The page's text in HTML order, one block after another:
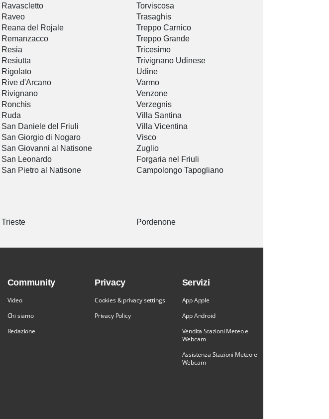
Ravascletto
Raveo
Reana del Rojale
Remanzacco
Resia
Resiutta
Rigolato
Rive d'Arcano
Rivignano
Ronchis
Ruda
San Daniele del Friuli
San Giorgio di Nogaro
San Giovanni al Natisone
San Leonardo
San Pietro al Natisone
Torviscosa
Trasaghis
Treppo Carnico
Treppo Grande
Tricesimo
Trivignano Udinese
Udine
Varmo
Venzone
Verzegnis
Villa Santina
Villa Vicentina
Visco
Zuglio
Forgaria nel Friuli
Campolongo Tapogliano
Trieste Pordenone
Community
Video
Chi siamo
Redazione
Privacy
Cookies & privacy settings
Privacy Policy
Servizi
App Apple
App Android
Vendita Stazioni Meteo e
Webcam
Assistenza Stazioni Meteo e
Webcam